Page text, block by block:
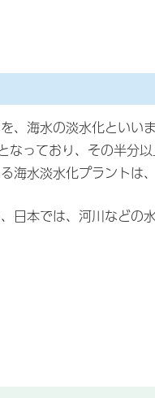
、海水の淡水化といいま
なっており、その半分
海水淡水化プラント
日本では、河川などの